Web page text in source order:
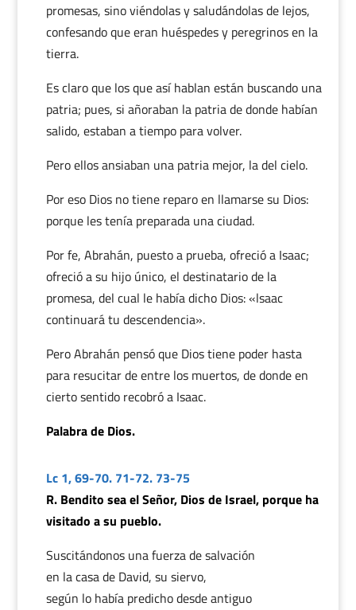
promesas, sino viéndolas y saludándolas de lejos,
confesando que eran huéspedes y peregrinos en la
tierra.
Es claro que los que así hablan están buscando una
patria; pues, si añoraban la patria de donde habían
salido, estaban a tiempo para volver.
Pero ellos ansiaban una patria mejor, la del cielo.
Por eso Dios no tiene reparo en llamarse su Dios:
porque les tenía preparada una ciudad.
Por fe, Abrahán, puesto a prueba, ofreció a Isaac;
ofreció a su hijo único, el destinatario de la
promesa, del cual le había dicho Dios: «lsaac
continuará tu descendencia».
Pero Abrahán pensó que Dios tiene poder hasta
para resucitar de entre los muertos, de donde en
cierto sentido recobró a Isaac.
Palabra de Dios.
Lc 1, 69-70. 71-72. 73-75
R. Bendito sea el Señor, Dios de Israel, porque ha
visitado a su pueblo.
Suscitándonos una fuerza de salvación
en la casa de David, su siervo,
según lo había predicho desde antiguo